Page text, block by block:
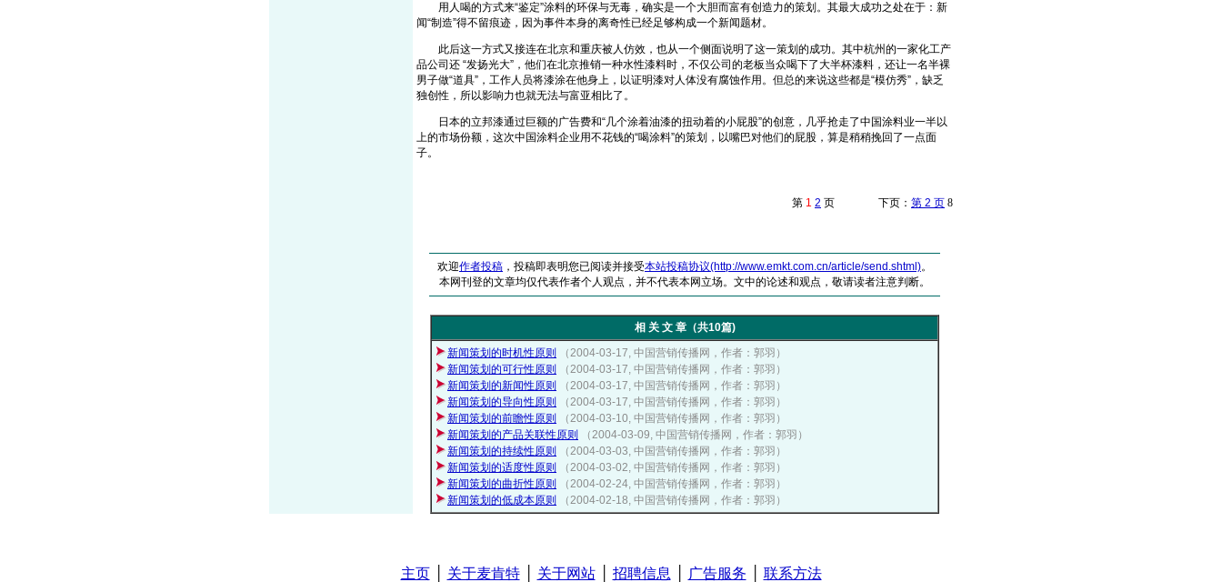
用人喝的方式来“鉴定”涂料的环保与无毒，确实是一个大胆而富有创造力的策划。其最大成功之处在于：新
闻“制造”得不留痕迹，因为事件本身的离奇性已经足够构成一个新闻题材。
此后这一方式又接连在北京和重庆被人仿效，也从一个侧面说明了这一策划的成功。其中杭州的一家化工产
品公司还 “发扬光大”，他们在北京推销一种水性漆料时，不仅公司的老板当众喝下了大半杯漆料，还让一名半裸
男子做“道具”，工作人员将漆涂在他身上，以证明漆对人体没有腐蚀作用。但总的来说这些都是“模仿秀”，缺乏
独创性，所以影响力也就无法与富亚相比了。
日本的立邦漆通过巨额的广告费和“几个涂着油漆的扭动着的小屁股”的创意，几乎抢走了中国涂料业一半以
上的市场份额，这次中国涂料企业用不花钱的“喝涂料”的策划，以嘴巴对他们的屁股，算是稍稍挽回了一点面
子。
第 1 2 页 下页： 第 2 页 8
欢迎作者投稿 ，投稿即表明您已阅读并接受本站投稿协议(http://www.emkt.com.cn/article/send.shtml)。
本网刊登的文章均仅代表作者个人观点，并不代表本网立场。文中的论述和观点，敬请读者注意判断。
相 关 文 章（共10篇)
新闻策划的时机性原则
（2004-03-17, 中国营销传播网，作者：郭羽）
新闻策划的可行性原则
（2004-03-17, 中国营销传播网，作者：郭羽）
新闻策划的新闻性原则
（2004-03-17, 中国营销传播网，作者：郭羽）
新闻策划的导向性原则
（2004-03-17, 中国营销传播网，作者：郭羽）
新闻策划的前瞻性原则
（2004-03-10, 中国营销传播网，作者：郭羽）
新闻策划的产品关联性原则
（2004-03-09, 中国营销传播网，作者：郭羽）
新闻策划的持续性原则
（2004-03-03, 中国营销传播网，作者：郭羽）
新闻策划的适度性原则
（2004-03-02, 中国营销传播网，作者：郭羽）
新闻策划的曲折性原则
（2004-02-24, 中国营销传播网，作者：郭羽）
新闻策划的低成本原则
（2004-02-18, 中国营销传播网，作者：郭羽）
主页│ 关于麦肯特│ 关于网站│ 招聘信息 广告服务 联系方法